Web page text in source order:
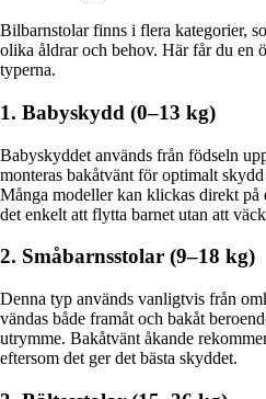
Bilbarnstolar finns i flera kategorier,
olika åldrar och behov. Här får du en
typerna.
1. Babyskydd (0–13 kg)
Babyskyddet används från födseln
monteras bakåtvänt för optimalt
Många modeller kan klickas direkt på
det enkelt att flytta barnet utan att
2. Småbarnsstolar (9–18 kg)
Denna typ används vanligtvis från
vändas både framåt och bakåt
utrymme. Bakåtvänt åkande
eftersom det ger det bästa skyddet.